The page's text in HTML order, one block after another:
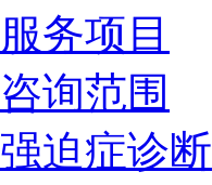
服务项目
咨询范围
强迫症诊断